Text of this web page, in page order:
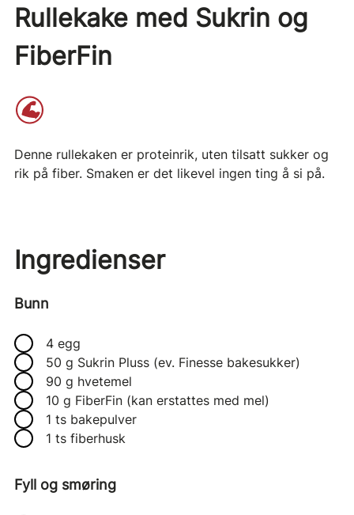
Rullekake med Sukrin og
FiberFin
Denne rullekaken er proteinrik, uten tilsatt sukker og
rik på fiber. Smaken er det likevel ingen ting å si på.
Ingredienser
Bunn
4 egg
50 g Sukrin Pluss (ev. Finesse bakesukker)
90 g hvetemel
10 g FiberFin (kan erstattes med mel)
1 ts bakepulver
1 ts fiberhusk
Fyll og smøring